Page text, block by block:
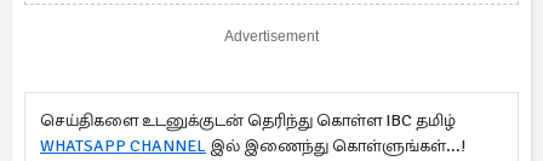
Advertisement
செய்திகளை உடனுக்குடன் தெரிந்து கொள்ள IBC தமிழ்
WHATSAPP CHANNEL இல் இணைந்து கொள்ளுங்கள்...!